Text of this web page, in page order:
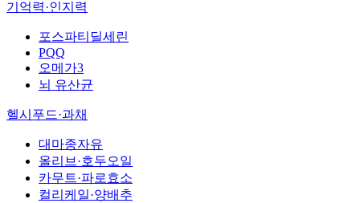
기억력·인지력
포스파티딜세린
PQQ
오메가3
뇌 유산균
헬시푸드·과채
대마종자유
올리브·호두오일
카무트·파로효소
컬리케일·양배추